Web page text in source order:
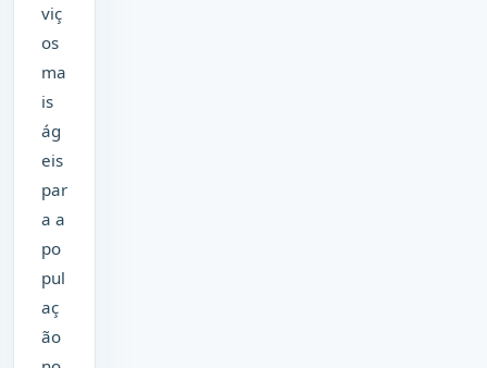
viç
os
ma
is
ág
eis
par
a a
po
pul
aç
ão